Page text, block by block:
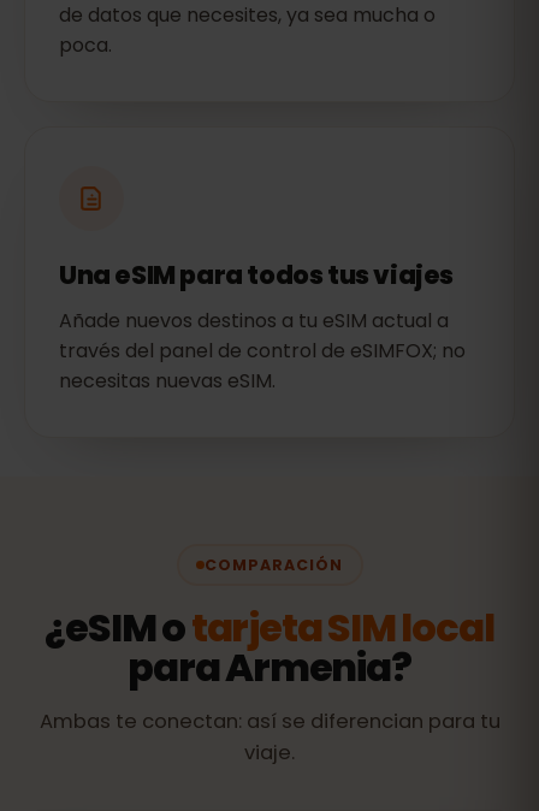
de datos que necesites, ya sea mucha o
poca.
Una eSIM para todos tus viajes
Añade nuevos destinos a tu eSIM actual a
través del panel de control de eSIMFOX; no
necesitas nuevas eSIM.
COMPARACIÓN
¿eSIM otarjeta SIM local
para Armenia?
Ambas te conectan: así se diferencian para tu
viaje.